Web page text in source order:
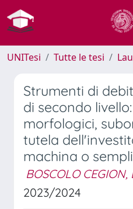
UNITesi Tutte le tesi
Strumenti di
di secondo
morfologici,
tutela
machina o
BOSCOLO CEGION,
2023/2024